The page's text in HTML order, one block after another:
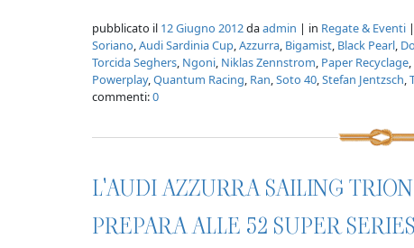
pubblicato il 12 Giugno 2012daadmin | in Regate & Eventi
Soriano,Audi Sardinia Cup,Azzurra, Bigamist, Black Pearl,
Torcida Seghers, Ngoni, Niklas Zennstrom, Paper Recyclage,
Powerplay,Quantum Racing, Ran,Soto 40,Stefan Jentzsch,
commenti:0
L'AUDI AZZURRA SAILING
PREPARA ALLE 52 SUPER SERIES